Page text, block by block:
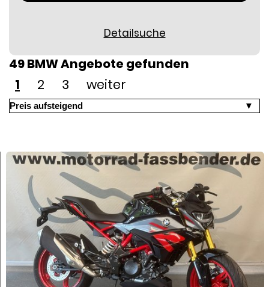
Detailsuche
49 BMW Angebote gefunden
1 2 3 weiter